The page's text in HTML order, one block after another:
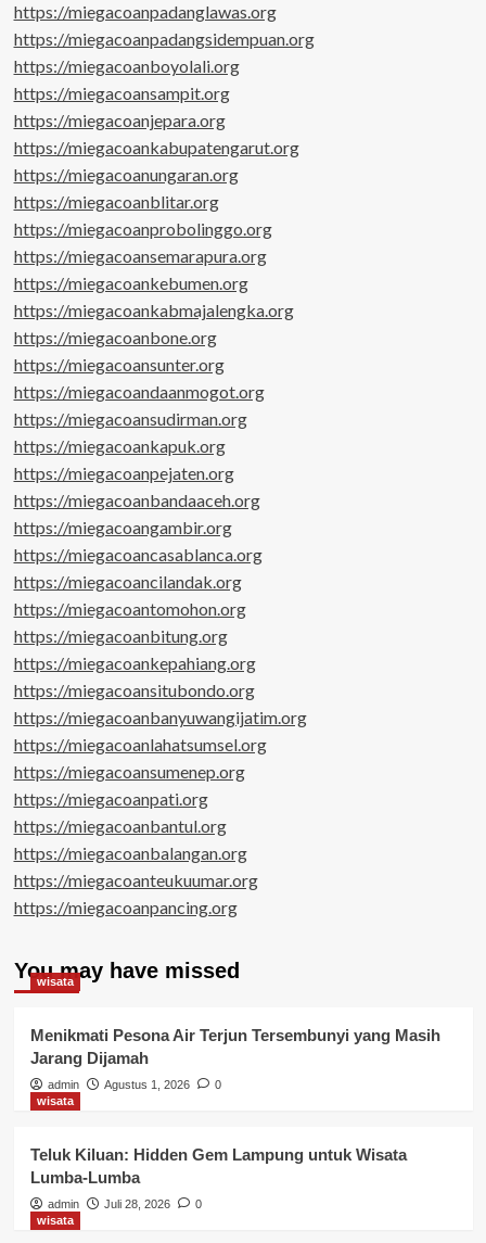
https://miegacoanpadanglawas.org
https://miegacoanpadangsidempuan.org
https://miegacoanboyolali.org
https://miegacoansampit.org
https://miegacoanjepara.org
https://miegacoankabupatengarut.org
https://miegacoanungaran.org
https://miegacoanblitar.org
https://miegacoanprobolinggo.org
https://miegacoansemarapura.org
https://miegacoankebumen.org
https://miegacoankabmajalengka.org
https://miegacoanbone.org
https://miegacoansunter.org
https://miegacoandaanmogot.org
https://miegacoansudirman.org
https://miegacoankapuk.org
https://miegacoanpejaten.org
https://miegacoanbandaaceh.org
https://miegacoangambir.org
https://miegacoancasablanca.org
https://miegacoancilandak.org
https://miegacoantomohon.org
https://miegacoanbitung.org
https://miegacoankepahiang.org
https://miegacoansitubondo.org
https://miegacoanbanyuwangijatim.org
https://miegacoanlahatsumsel.org
https://miegacoansumenep.org
https://miegacoanpati.org
https://miegacoanbantul.org
https://miegacoanbalangan.org
https://miegacoanteukuumar.org
https://miegacoanpancing.org
You may have missed
wisata
Menikmati Pesona Air Terjun Tersembunyi yang Masih
Jarang Dijamah
admin Agustus 1, 2026
0
wisata
Teluk Kiluan: Hidden Gem Lampung untuk Wisata
Lumba-Lumba
admin Juli 28, 2026
0
wisata